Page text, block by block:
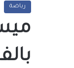
رياضة